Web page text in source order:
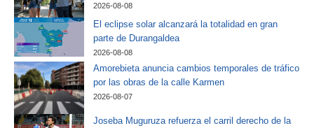
2026-08-08
El eclipse solar alcanzará la totalidad en gran
parte de Durangaldea
2026-08-08
Amorebieta anuncia cambios temporales de tráfico
por las obras de la calle Karmen
2026-08-07
Joseba Muguruza refuerza el carril derecho de la